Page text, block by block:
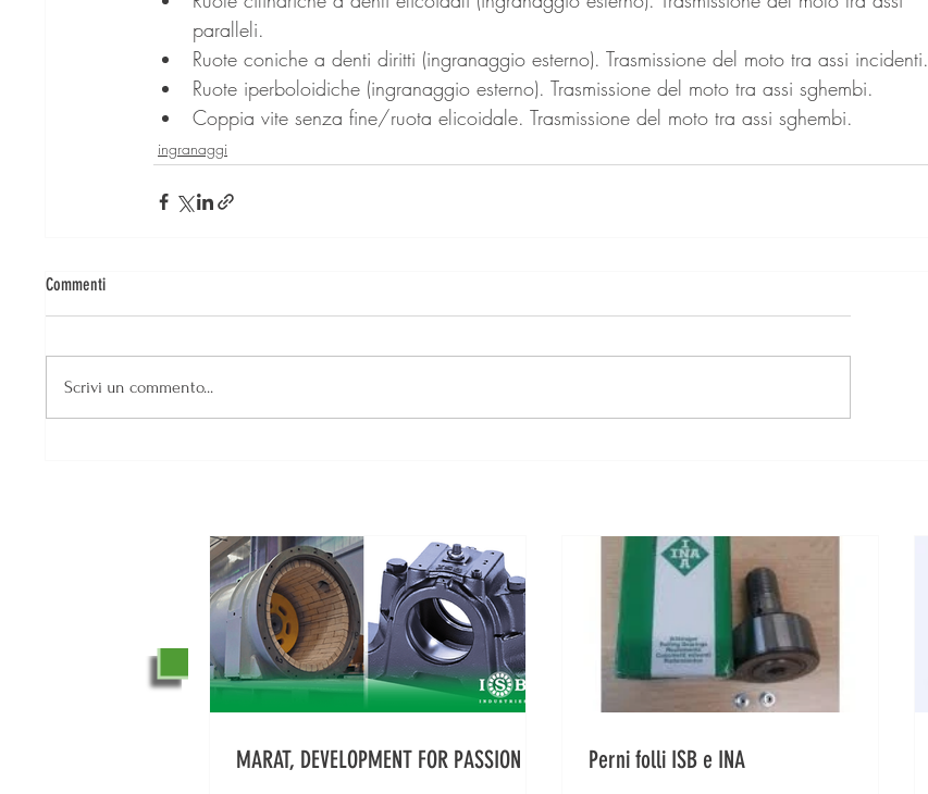
paralleli.
Ruote coniche a denti diritti (ingranaggio esterno). Trasmissione del moto tra assi incidenti.
Ruote iperboloidiche (ingranaggio esterno). Trasmissione del moto tra assi sghembi.
Coppia vite senza fine/ruota elicoidale. Trasmissione del moto tra assi sghembi.
ingranaggi
Commenti
Scrivi un commento...
MARAT, DEVELOPMENT FOR PASSION Perni folli ISB e INA